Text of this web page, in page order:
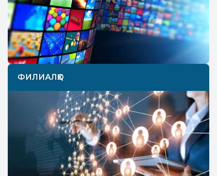
ФИЛИАЛҲО